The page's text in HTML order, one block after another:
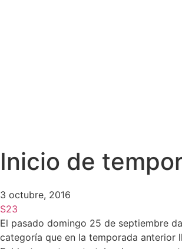
Inicio de
3 octubre, 2016
S23
El pasado domingo 25 de septiembre
categoría que en la temporada anterior